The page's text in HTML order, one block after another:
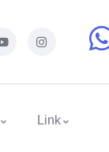
Link